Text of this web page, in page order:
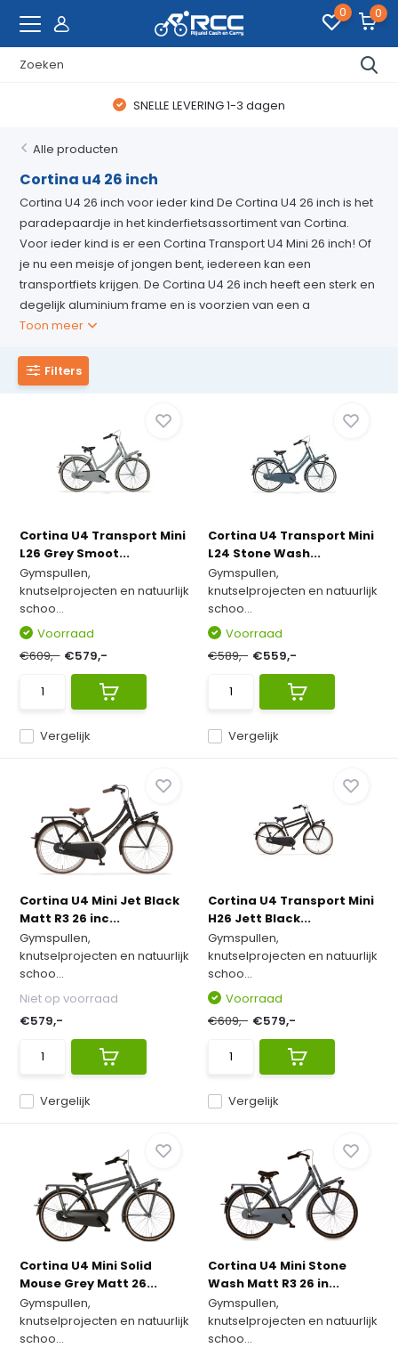
0 0
WAANZINNIGE FIETSDEALS
Alle producten
Cortina u4 26 inch
Cortina U4 26 inch voor ieder kind De Cortina U4 26 inch is het
paradepaardje in het kinderfietsassortiment van Cortina.
Voor ieder kind is er een Cortina Transport U4 Mini 26 inch! Of
je nu een meisje of jongen bent, iedereen kan een
transportfiets krijgen. De Cortina U4 26 inch heeft een sterk en
degelijk aluminium frame en is voorzien van een a
Toon meer
Filters
Cortina U4 Transport Mini
L26 Grey Smoot...
Gymspullen,
knutselprojecten en natuurlijk
schoo...
Vergelijk
Voorraad
€609,- €579,-
Cortina U4 Transport Mini
L24 Stone Wash...
Gymspullen,
knutselprojecten en natuurlijk
schoo...
Vergelijk
Voorraad
€589,- €559,-
Cortina U4 Mini Jet Black
Matt R3 26 inc...
Gymspullen,
knutselprojecten en natuurlijk
schoo...
Vergelijk
Niet op voorraad
€579,-
Cortina U4 Transport Mini
H26 Jett Black...
Gymspullen,
knutselprojecten en natuurlijk
schoo...
Vergelijk
Voorraad
€609,- €579,-
Cortina U4 Mini Solid
Mouse Grey Matt 26...
Gymspullen,
knutselprojecten en natuurlijk
schoo...
Cortina U4 Mini Stone
Wash Matt R3 26 in...
Gymspullen,
knutselprojecten en natuurlijk
schoo...